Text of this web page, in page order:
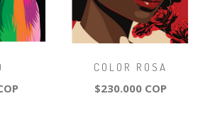
COLOR ROSA
$230.000 COP